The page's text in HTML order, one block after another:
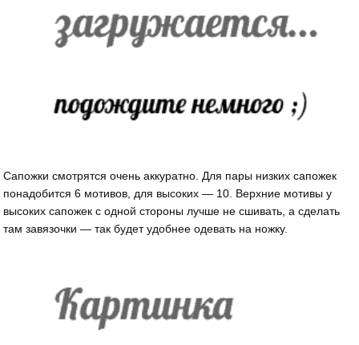
Сапожки смотрятся очень аккуратно. Для пары низких сапожек
понадобится 6 мотивов, для высоких — 10. Верхние мотивы у
высоких сапожек с одной стороны лучше не сшивать, а сделать
там завязочки — так будет удобнее одевать на ножку.